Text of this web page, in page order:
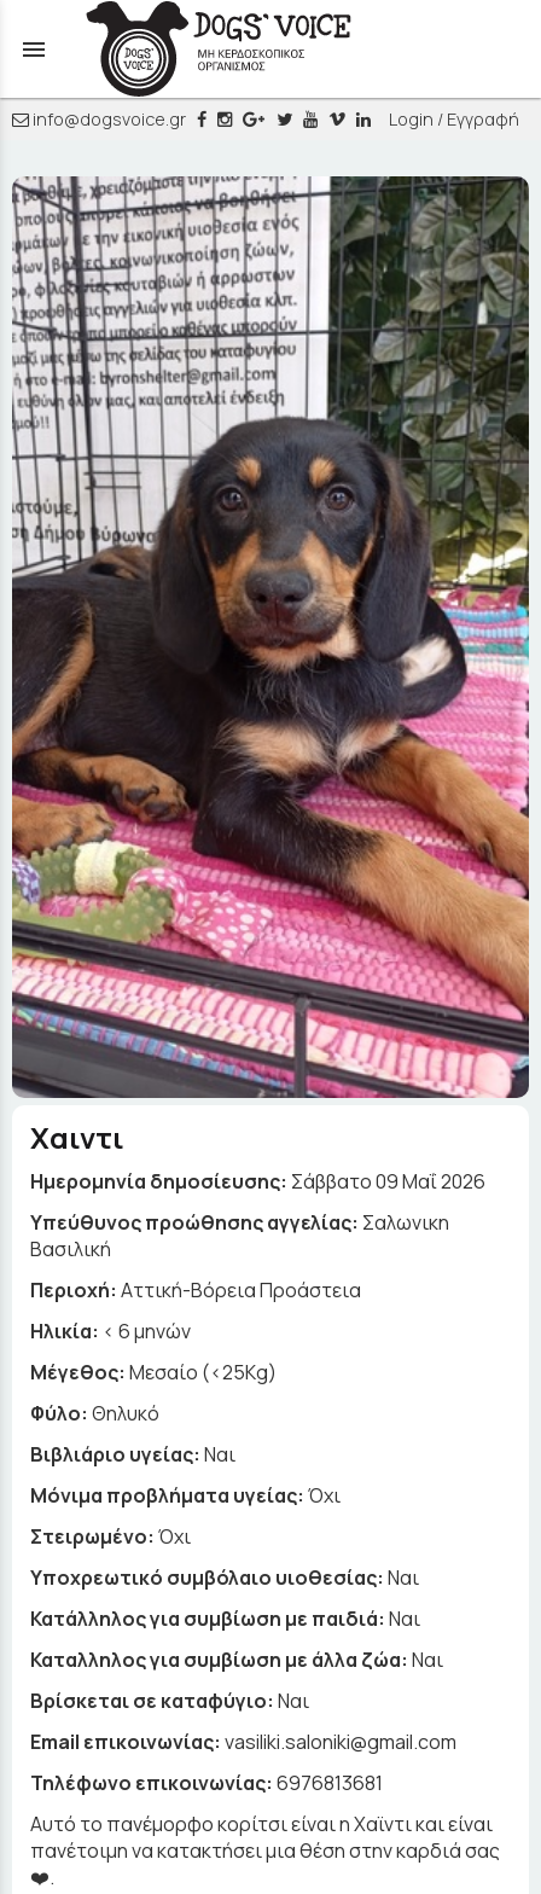
menu
info@dogsvoice.gr Login / Εγγραφή
Χαιντι
Ημερομηνία δημοσίευσης: Σάββατο 09 Μαΐ 2026
Yπεύθυνος προώθησης αγγελίας: Σαλωνικη
Βασιλική
Περιοχή: Αττική-Βόρεια Προάστεια
Ηλικία: < 6 μηνών
Μέγεθος: Μεσαίο (<25Kg)
Φύλο: Θηλυκό
Βιβλιάριο υγείας: Ναι
Μόνιμα προβλήματα υγείας: Όχι
Στειρωμένο: Όχι
Υποχρεωτικό συμβόλαιο υιοθεσίας: Ναι
Κατάλληλος για συμβίωση με παιδιά: Ναι
Καταλληλος για συμβίωση με άλλα ζώα: Ναι
Βρίσκεται σε καταφύγιο: Ναι
Email επικοινωνίας: vasiliki.saloniki@gmail.com
Τηλέφωνο επικοινωνίας: 6976813681
Αυτό το πανέμορφο κορίτσι είναι η Χαϊντι και είναι
πανέτοιμη να κατακτήσει μια θέση στην καρδιά σας
❤️.